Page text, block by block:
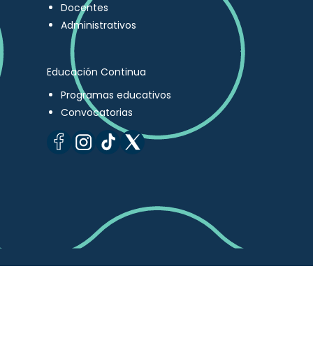
Docentes
Administrativos
Educación Continua
Programas educativos
Convocatorias